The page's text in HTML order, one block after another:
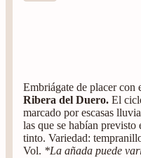
Embriágate de placer con
Ribera del Duero. El
marcado por escasas
las que se habían
tinto. Variedad:
Vol. *La añada puede